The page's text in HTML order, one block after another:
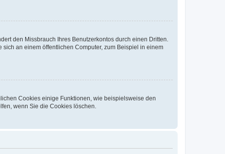
den Missbrauch Ihres Benutzerkontos durch einen Dritten.
an einem öffentlichen Computer, zum Beispiel in einem
Cookies einige Funktionen, wie beispielsweise den
wenn Sie die Cookies löschen.